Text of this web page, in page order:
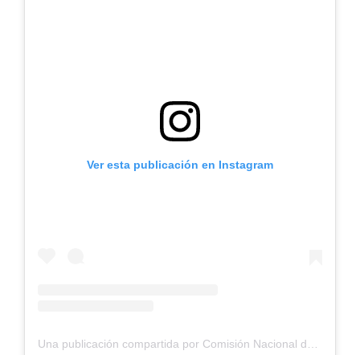
Ver esta publicación en Instagram